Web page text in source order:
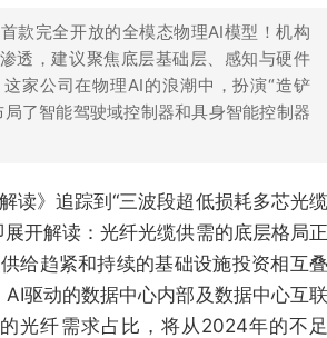
款完全开放的全模态物理AI模型！机构
透，建议聚焦底层基础层、感知与硬件
家公司在物理AI的浪潮中，扮演“造铲
了智能驾驶域控制器和具身智能控制器
读》追踪到“三波段超低损耗多芯光缆
开解读：光纤光缆供需的底层格局正
给趋紧和持续的基础设施投资相互叠
驱动的数据中心内部及数据中心互联
的光纤需求占比，将从2024年的不足